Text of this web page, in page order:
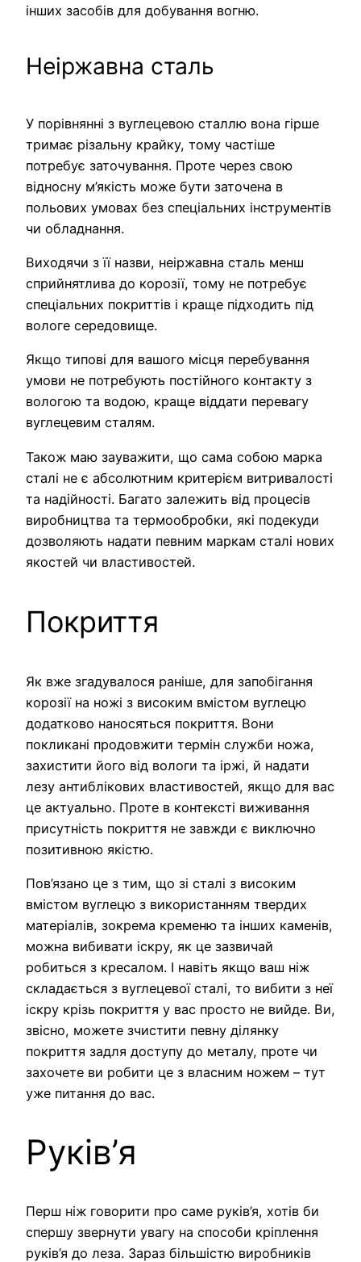
інших засобів для добування вогню.
Неіржавна сталь
У порівнянні з вуглецевою сталлю вона гірше
тримає різальну крайку, тому частіше
потребує заточування. Проте через свою
відносну м’якість може бути заточена в
польових умовах без спеціальних інструментів
чи обладнання.
Виходячи з її назви, неіржавна сталь менш
сприйнятлива до корозії, тому не потребує
спеціальних покриттів і краще підходить під
вологе середовище.
Якщо типові для вашого місця перебування
умови не потребують постійного контакту з
вологою та водою, краще віддати перевагу
вуглецевим сталям.
Також маю зауважити, що сама собою марка
сталі не є абсолютним критерієм витривалості
та надійності. Багато залежить від процесів
виробництва та термообробки, які подекуди
дозволяють надати певним маркам сталі нових
якостей чи властивостей.
Покриття
Як вже згадувалося раніше, для запобігання
корозії на ножі з високим вмістом вуглецю
додатково наносяться покриття. Вони
покликані продовжити термін служби ножа,
захистити його від вологи та іржі, й надати
лезу антиблікових властивостей, якщо для вас
це актуально. Проте в контексті виживання
присутність покриття не завжди є виключно
позитивною якістю.
Пов’язано це з тим, що зі сталі з високим
вмістом вуглецю з використанням твердих
матеріалів, зокрема кременю та інших каменів,
можна вибивати іскру, як це зазвичай
робиться з кресалом. І навіть якщо ваш ніж
складається з вуглецевої сталі, то вибити з неї
іскру крізь покриття у вас просто не вийде. Ви,
звісно, можете зчистити певну ділянку
покриття задля доступу до металу, проте чи
захочете ви робити це з власним ножем – тут
уже питання до вас.
Руків’я
Перш ніж говорити про саме руків’я, хотів би
спершу звернути увагу на способи кріплення
руків’я до леза. Зараз більшістю виробників